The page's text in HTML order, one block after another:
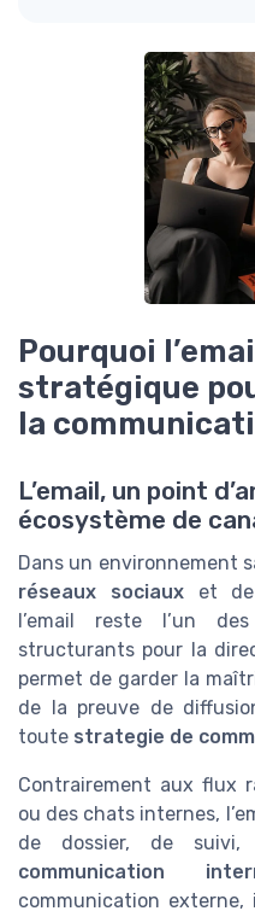
Pourquoi
stratégique
la
L’email, un point
écosystème de
Dans un environnement
réseaux sociauxet de
l’email reste l’un
structurants pour la
permet de garder la
de la preuve de
toute strategie de
Contrairement aux flux
ou des chats internes,
de dossier, de
communication
communication